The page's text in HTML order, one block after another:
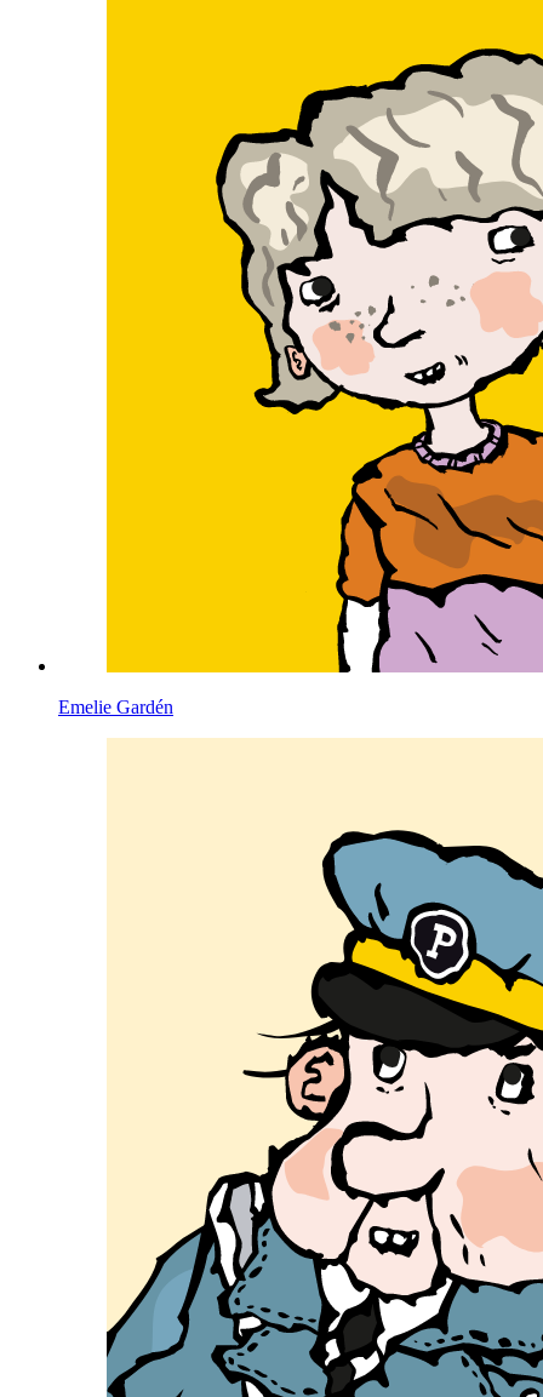
Emelie Gardén